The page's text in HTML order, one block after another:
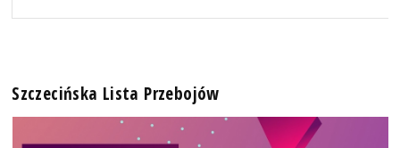
Szczecińska Lista Przebojów